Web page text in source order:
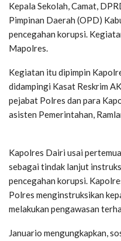
Kepala Sekolah, Camat,
Pimpinan Daerah (OPD)
pencegahan korupsi.
Mapolres.
Kegiatan itu dipimpin
didampingi Kasat Reskrim
pejabat Polres dan para
asisten Pemerintahan,
Kapolres Dairi usai
sebagai tindak lanjut
pencegahan korupsi.
Polres menginstruksikan
melakukan pengawasan
Januario mengungkapkan,